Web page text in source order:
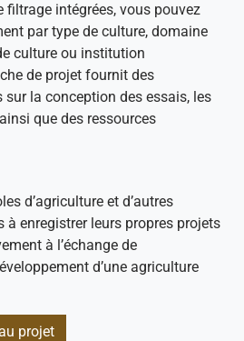
filtrage intégrées, vous pouvez
par type de culture, domaine
culture ou institution
de projet fournit des
la conception des essais, les
que des ressources
d’agriculture et d’autres
enregistrer leurs propres projets
à l’échange de
d’une agriculture
projet